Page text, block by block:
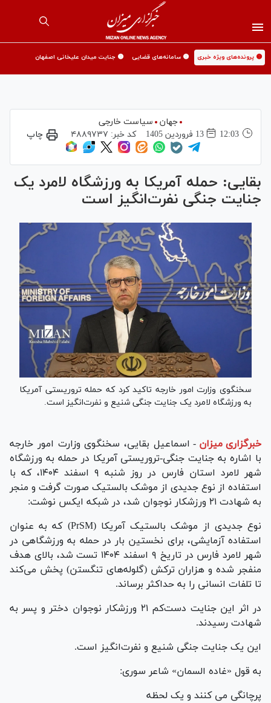
🟡 پرونده‌های ویژه خبری 🟡 سامانه‌های قضایی 🟡 جنایت میدان علیخانی اصفهان
جهان
سیاست خارجی
12:03
13 فروردين 1405 کد خبر: ۴۸۸۹۷۳۷ چاپ
بقایی: حمله آمریکا به ورزشگاه لامرد یک
جنایت جنگی نفرت‌انگیز است
سخنگوی وزارت امور خارجه تاکید کرد که حمله تروریستی آمریکا
به ورزشگاه لامرد یک جنایت جنگی شنیع و نفرت‌انگیز است.
خبرگزاری میزان - اسماعیل بقایی، سخنگوی وزارت امور خارجه
با اشاره به جنایت جنگی-تروریستی آمریکا در حمله به ورزشگاه
شهر لامرد استان فارس در روز شنبه ۹ اسفند ۱۴۰۴، که با
استفاده از نوع جدیدی از موشک بالستیک صورت گرفت و منجر
به شهادت ۲۱ ورزشکار نوجوان شد، در شبکه ایکس نوشت:
نوع جدیدی از موشک بالستیک آمریکا (PrSM) که به عنوان
استفاده آزمایشی، برای نخستین بار در حمله به ورزشگاهی در
شهر لامرد فارس در تاریخ ۹ اسفند ۱۴۰۴ تست شد، بالای هدف
منفجر شده و هزاران ترکش (گلوله‌های تنگستن) پخش می‌کند
تا تلفات انسانی را به حداکثر برساند.
در اثر این جنایت دست‌کم ۲۱ ورزشکار نوجوان دختر و پسر به
شهادت رسیدند.
این یک جنایت جنگی شنیع و نفرت‌انگیز است.
به قول «غاده السمان» شاعر سوری:
پرچانگی می کنند و یک لحظه